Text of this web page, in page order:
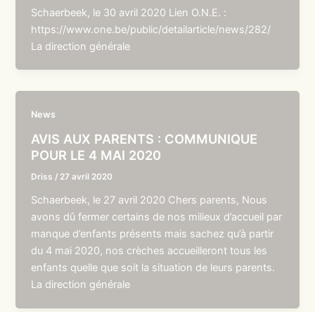
Schaerbeek, le 30 avril 2020 Lien O.N.E. :
https://www.one.be/public/detailarticle/news/282/
La direction générale
News
AVIS AUX PARENTS : COMMUNIQUE
POUR LE 4 MAI 2020
Driss / 27 avril 2020
Schaerbeek, le 27 avril 2020 Chers parents, Nous
avons dû fermer certains de nos milieux d’accueil par
manque d’enfants présents mais sachez qu’à partir
du 4 mai 2020, nos crèches accueilleront tous les
enfants quelle que soit la situation de leurs parents.
La direction générale